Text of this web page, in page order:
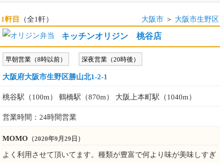
1軒目 （全1軒） 大阪市 ＞ 大阪市生野区
キッチンオリジン 桃谷店
早朝営業（8時以前） 深夜営業（20時後）
大阪府大阪市生野区勝山北1-2-1
桃谷駅（100m） 鶴橋駅（870m） 大阪上本町駅（1040m）
営業時間：24時間営業
MOMO （2020年9月29日）
よく利用させて頂いてます。種類が豊富で何より味が美味しすぎ